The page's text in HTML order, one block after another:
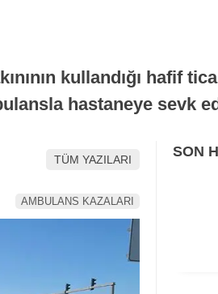
kullandığı hafif
hastaneye sevk
TÜM YAZILARI
AMBULANS KAZALARI
SON